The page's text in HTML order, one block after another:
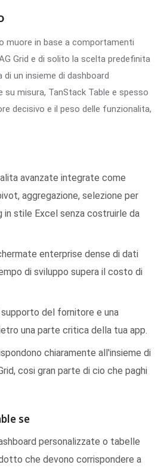
muore in base a comportamenti
Grid e di solito la scelta predefinita
un insieme di dashboard
su misura, TanStack Table e spesso
decisivo e il peso delle funzionalita,
avanzate integrate come
aggregazione, selezione per
in stile Excel senza costruirle da
enterprise dense di dati
di sviluppo supera il costo di
del fornitore e una
una parte critica della tua app.
chiaramente all'insieme di
cosi gran parte di cio che paghi
se
personalizzate o tabelle
che devono corrispondere a